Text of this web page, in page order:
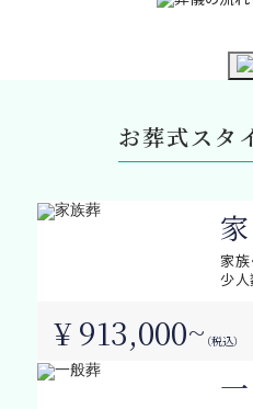
お葬式スタ
家族
少人
¥ 913,000~ （税込）